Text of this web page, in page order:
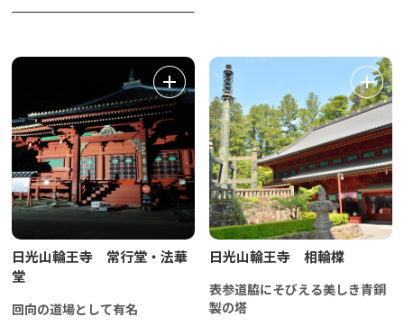
日光山輪王寺 常行堂・法華
堂
回向の道場として有名
日光山輪王寺 相輪橖
表参道脇にそびえる美しき青銅
製の塔